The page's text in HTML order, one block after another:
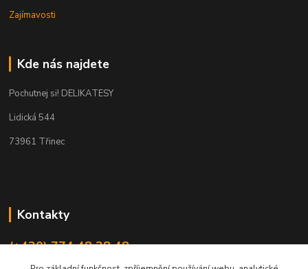
Zajímavosti
Kde nás najdete
Pochutnej si! DELIKATESY
Lidická 544
73961 Třinec
Kontakty
(+420) 774 48 38 48